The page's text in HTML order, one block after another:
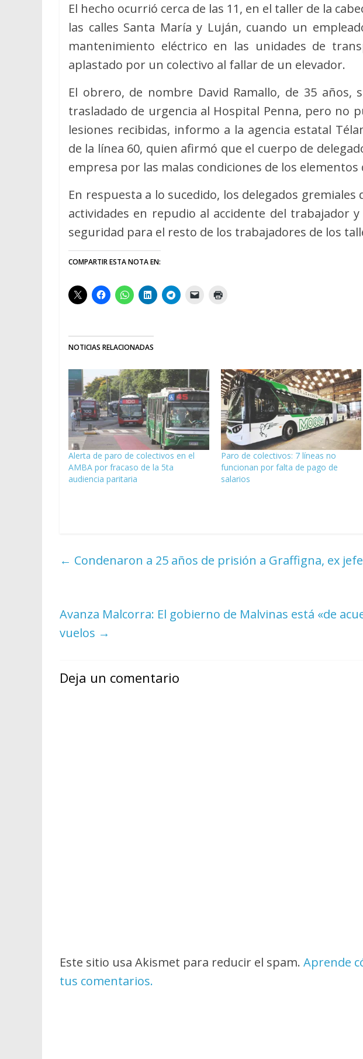
El hecho ocurrió cerca de las 11, en el taller de la
las calles Santa María y Luján, cuando un
mantenimiento eléctrico en las unidades de
aplastado por un colectivo al fallar de un elevador.
El obrero, de nombre David Ramallo, de 35 años,
trasladado de urgencia al Hospital Penna, pero no
lesiones recibidas, informo a la agencia estatal
de la línea 60, quien afirmó que el cuerpo de
empresa por las malas condiciones de los elementos
En respuesta a lo sucedido, los delegados
actividades en repudio al accidente del trabajador
seguridad para el resto de los trabajadores de los
COMPARTIR ESTA NOTA EN:
NOTICIAS RELACIONADAS
Alerta de paro de colectivos en el
AMBA por fracaso de la 5ta
audiencia paritaria
Paro de colectivos: 7 líneas no
funcionan por falta de pago de
salarios
← Condenaron a 25 años de prisión a Graffigna, ex
Avanza Malcorra: El gobierno de Malvinas está «de
vuelos →
Deja un comentario
Este sitio usa Akismet para reducir el spam. Aprende
tus comentarios.